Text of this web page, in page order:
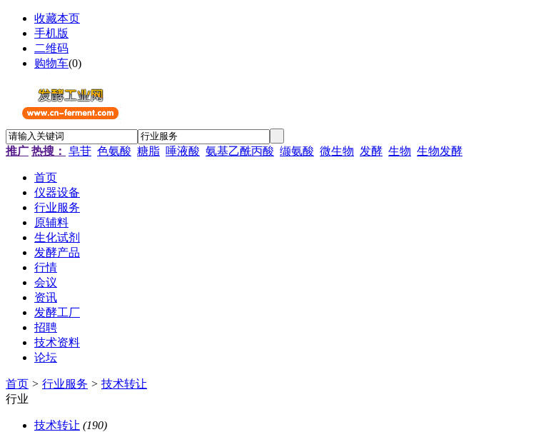
收藏本页
手机版
二维码
购物车(0)
推广 热搜： 皂苷 色氨酸 糖脂 唾液酸 氨基乙酰丙酸 缬氨酸 微生物 发酵 生物 生物发酵
首页
仪器设备
行业服务
原辅料
生化试剂
发酵产品
行情
会议
资讯
发酵工厂
招聘
技术资料
论坛
首页 > 行业服务 > 技术转让
行业
技术转让 (190)